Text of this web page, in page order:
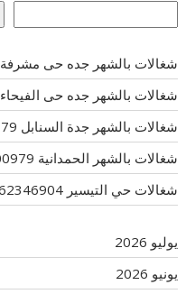
شغالات بالشهر جده حى مشرفة 0577265649
شغالات بالشهر جده حى الفيحاء 0577265649
شغالات بالشهر جدة السنابل 0571400979
شغالات بالشهر الحمدانية 0571400979
شغالات حي التيسير 0562346904
يوليو 2026
يونيو 2026